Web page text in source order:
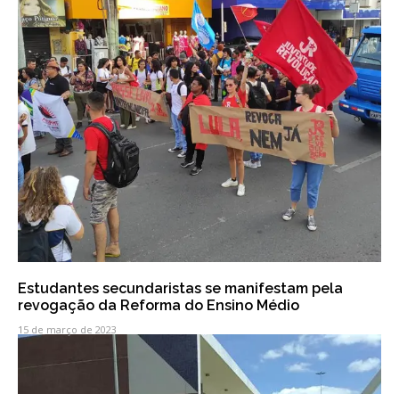
Estudantes secundaristas se manifestam pela
revogação da Reforma do Ensino Médio
15 de março de 2023